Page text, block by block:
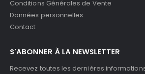
Conditions Générales de Vente
Données personnelles
Contact
S'ABONNER À LA NEWSLETTER
Recevez toutes les dernières